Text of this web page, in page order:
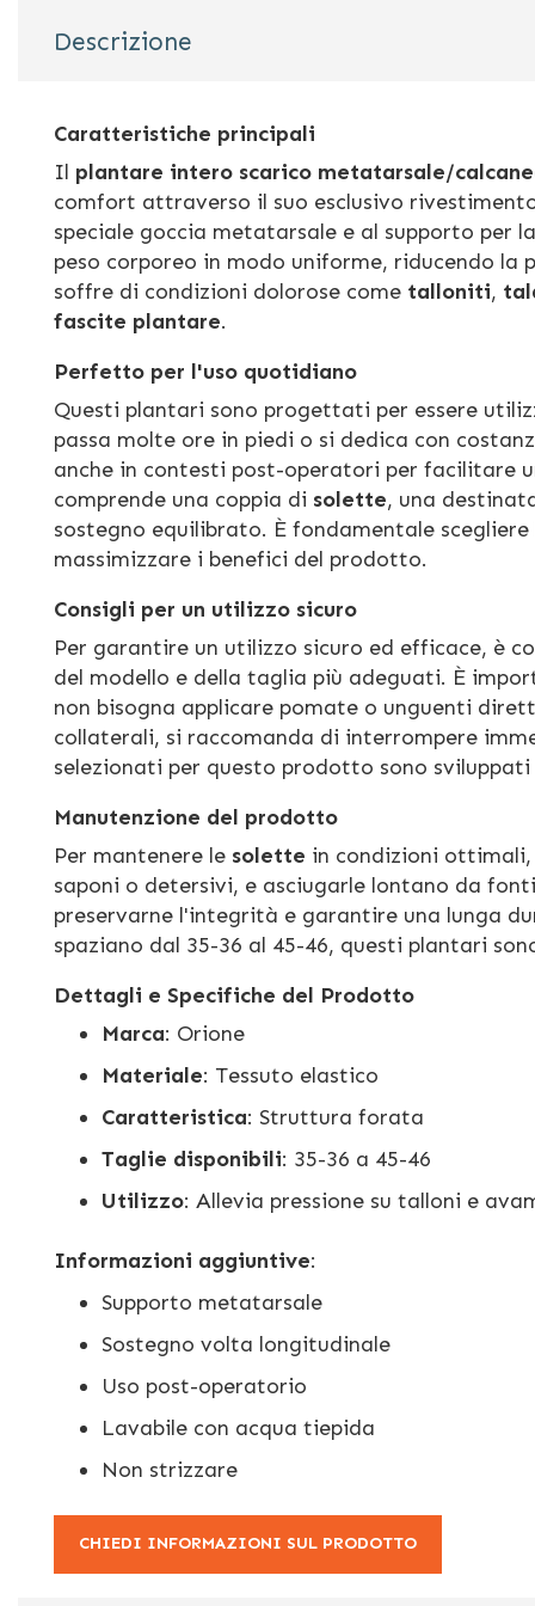
Descrizione
Caratteristiche principali
Il plantare intero scarico metatarsale/
comfort attraverso il suo esclusivo
speciale goccia metatarsale e al supporto
peso corporeo in modo uniforme, riducendo la
soffre di condizioni dolorose come talloniti,
fascite plantare.
Perfetto per l'uso quotidiano
Questi plantari sono progettati per essere
passa molte ore in piedi o si dedica con
anche in contesti post-operatori per facilitare
comprende una coppia di solette, una
sostegno equilibrato. È fondamentale
massimizzare i benefici del prodotto.
Consigli per un utilizzo sicuro
Per garantire un utilizzo sicuro ed efficace, è
del modello e della taglia più adeguati. È
non bisogna applicare pomate o unguenti
collaterali, si raccomanda di interrompere
selezionati per questo prodotto sono
Manutenzione del prodotto
Per mantenere le solette in condizioni
saponi o detersivi, e asciugarle lontano da
preservarne l'integrità e garantire una lunga
spaziano dal 35-36 al 45-46, questi plantari
Dettagli e Specifiche del Prodotto
Marca: Orione
Materiale: Tessuto elastico
Caratteristica: Struttura forata
Taglie disponibili: 35-36 a 45-46
Utilizzo: Allevia pressione su talloni e
Informazioni aggiuntive:
Supporto metatarsale
Sostegno volta longitudinale
Uso post-operatorio
Lavabile con acqua tiepida
Non strizzare
CHIEDI INFORMAZIONI SUL PRODOTTO